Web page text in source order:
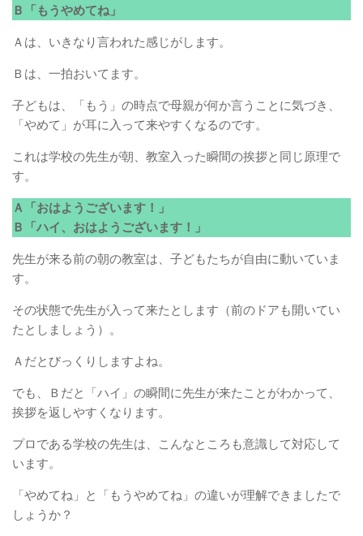
Ｂ「もうやめてね」
Ａは、いきなり言われた感じがします。
Ｂは、一拍おいてます。
子どもは、「もう」の時点で母親が何か言うことに気づき、
「やめて」が耳に入って来やすくなるのです。
これは学校の先生が朝、教室入った瞬間の挨拶と同じ原理で
す。
Ａ「おはようございます！」
Ｂ「ハイ、おはようございます！」
先生が来る前の朝の教室は、子どもたちが自由に動いていま
す。
その状態で先生が入って来たとします（前のドアも開いてい
たとしましょう）。
Ａだとびっくりしますよね。
でも、Ｂだと「ハイ」の瞬間に先生が来たことがわかって、
挨拶を返しやすくなります。
プロである学校の先生は、こんなところも意識して対応して
います。
「やめてね」と「もうやめてね」の違いが理解できましたで
しょうか？